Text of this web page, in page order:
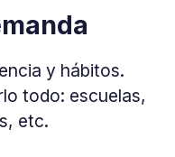
y hábitos.
todo: escuelas,
etc.